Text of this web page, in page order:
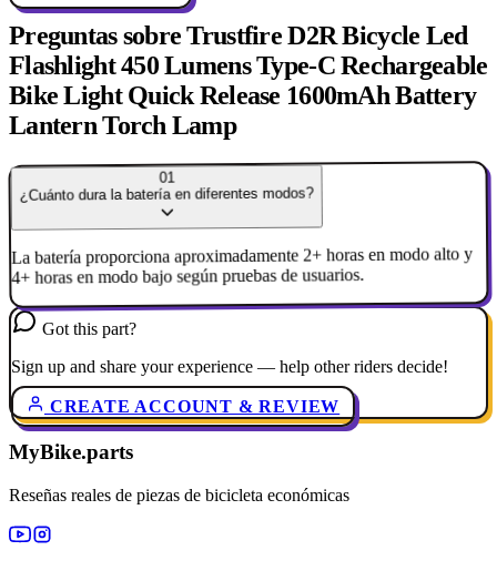
Preguntas sobre Trustfire D2R Bicycle Led
Flashlight 450 Lumens Type-C Rechargeable
Bike Light Quick Release 1600mAh Battery
Lantern Torch Lamp
01
¿Cuánto dura la batería en diferentes modos?
La batería proporciona aproximadamente 2+ horas en modo alto y
4+ horas en modo bajo según pruebas de usuarios.
Got this part?
Sign up and share your experience — help other riders decide!
CREATE ACCOUNT & REVIEW
MyBike.parts
Reseñas reales de piezas de bicicleta económicas